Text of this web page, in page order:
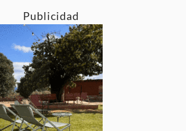
Publicidad